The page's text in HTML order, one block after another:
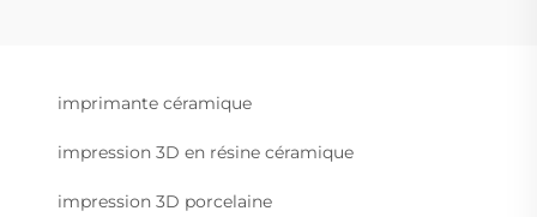
imprimante céramique
impression 3D en résine céramique
impression 3D porcelaine